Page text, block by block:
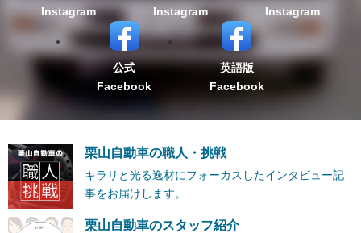
Instagram
Instagram
Instagram
公式
Facebook
英語版
Facebook
栗山自動車の職人・挑戦
キラリと光る逸材にフォーカスしたインタビュー記
事をお届けします。
栗山自動車のスタッフ紹介